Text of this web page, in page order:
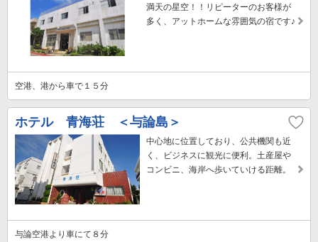
満天の星空！！リピーターのお客様が
多く、アットホームな雰囲気の宿です♪
空港、港から車で１５分
ホテル 青海荘 ＜与論島＞
中心地に位置しており、公共機関も近
く、ビジネスに観光に便利。土産屋や
コンビニ、海岸へ歩いていける距離。
与論空港より車にて８分